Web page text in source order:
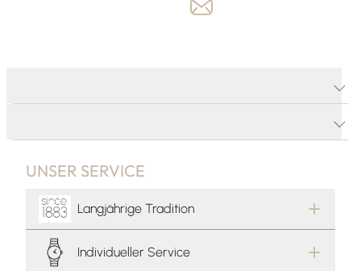
UNSER SERVICE
Langjährige Tradition
Individueller Service